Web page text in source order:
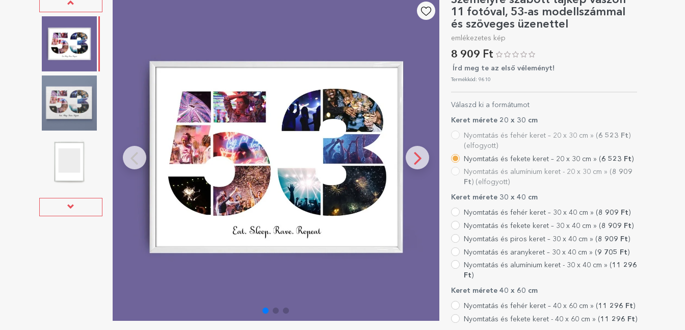
11 fotóval, 53-as modellszámmal
és szöveges üzenettel
emlékezetes kép
8 909 Ft
Írd meg te az első véleményt!
Termékkód: 9610
Válaszd ki a formátumot
Keret mérete 20 x 30 cm
Nyomtatás és fehér keret – 20 x 30 cm » ( 6 523 Ft )
(elfogyott)
Nyomtatás és fekete keret – 20 x 30 cm » (6 523 Ft)
Nyomtatás és alumínium keret - 20 x 30 cm » (8 909
Ft) (elfogyott)
Keret mérete 30 x 40 cm
Nyomtatás és fehér keret – 30 x 40 cm » ( 8 909 Ft )
Nyomtatás és fekete keret – 30 x 40 cm » ( 8 909 Ft )
Nyomtatás és piros keret – 30 x 40 cm » (8 909 Ft)
Nyomtatás és aranykeret – 30 x 40 cm » (9 705 Ft)
Nyomtatás és alumínium keret - 30 x 40 cm » (11 296
Ft)
Keret mérete 40 x 60 cm
Nyomtatás és fehér keret – 40 x 60 cm » ( 11 296 Ft )
Nyomtatás és fekete keret - 40 x 60 cm » ( 11 296 Ft )